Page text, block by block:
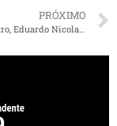
PRÓXIMO
Danilo de Castro, Eduardo Nicolau e Carlos Vieira são eleitos em lista tríplice para chefe do MPMA; Brandão escolherá nome